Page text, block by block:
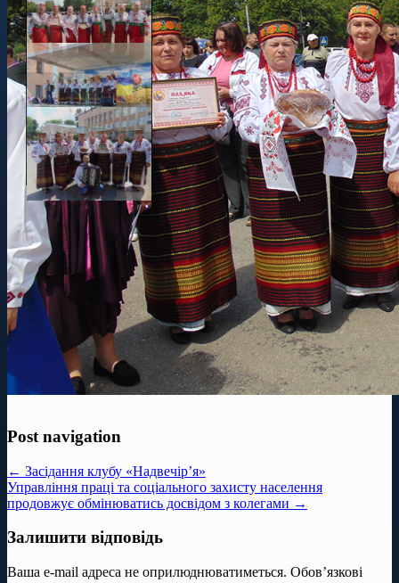
Post navigation
← Засідання клубу «Надвечір’я»
Управління праці та соціального захисту населення
продовжує обмінюватись досвідом з колегами →
Залишити відповідь
Ваша e-mail адреса не оприлюднюватиметься. Обов’язкові